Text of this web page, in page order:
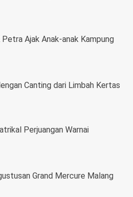
Petra Ajak Anak-anak Kampung
Canting dari Limbah Kertas
Perjuangan Warnai
Grand Mercure Malang